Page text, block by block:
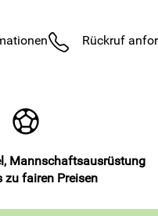
Rückruf
Mannschaftsausrüstung
zu fairen Preisen